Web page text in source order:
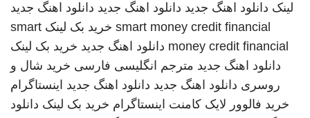
لینک دانلود اهنگ جدید دانلود اهنگ جدید دانلود اهنگ جدید
smart money credit financial خرید بک لینک smart
money credit financial دانلود اهنگ جدید خرید بک لینک
دانلود اهنگ جدید مترجم انگلیسی فارسی خرید شال و
روسری دانلود اهنگ جدید دانلود اهنگ جدید اینستاگرام
خرید فالوور لایک کامنت اینستاگرام خرید بک لینک دانلود